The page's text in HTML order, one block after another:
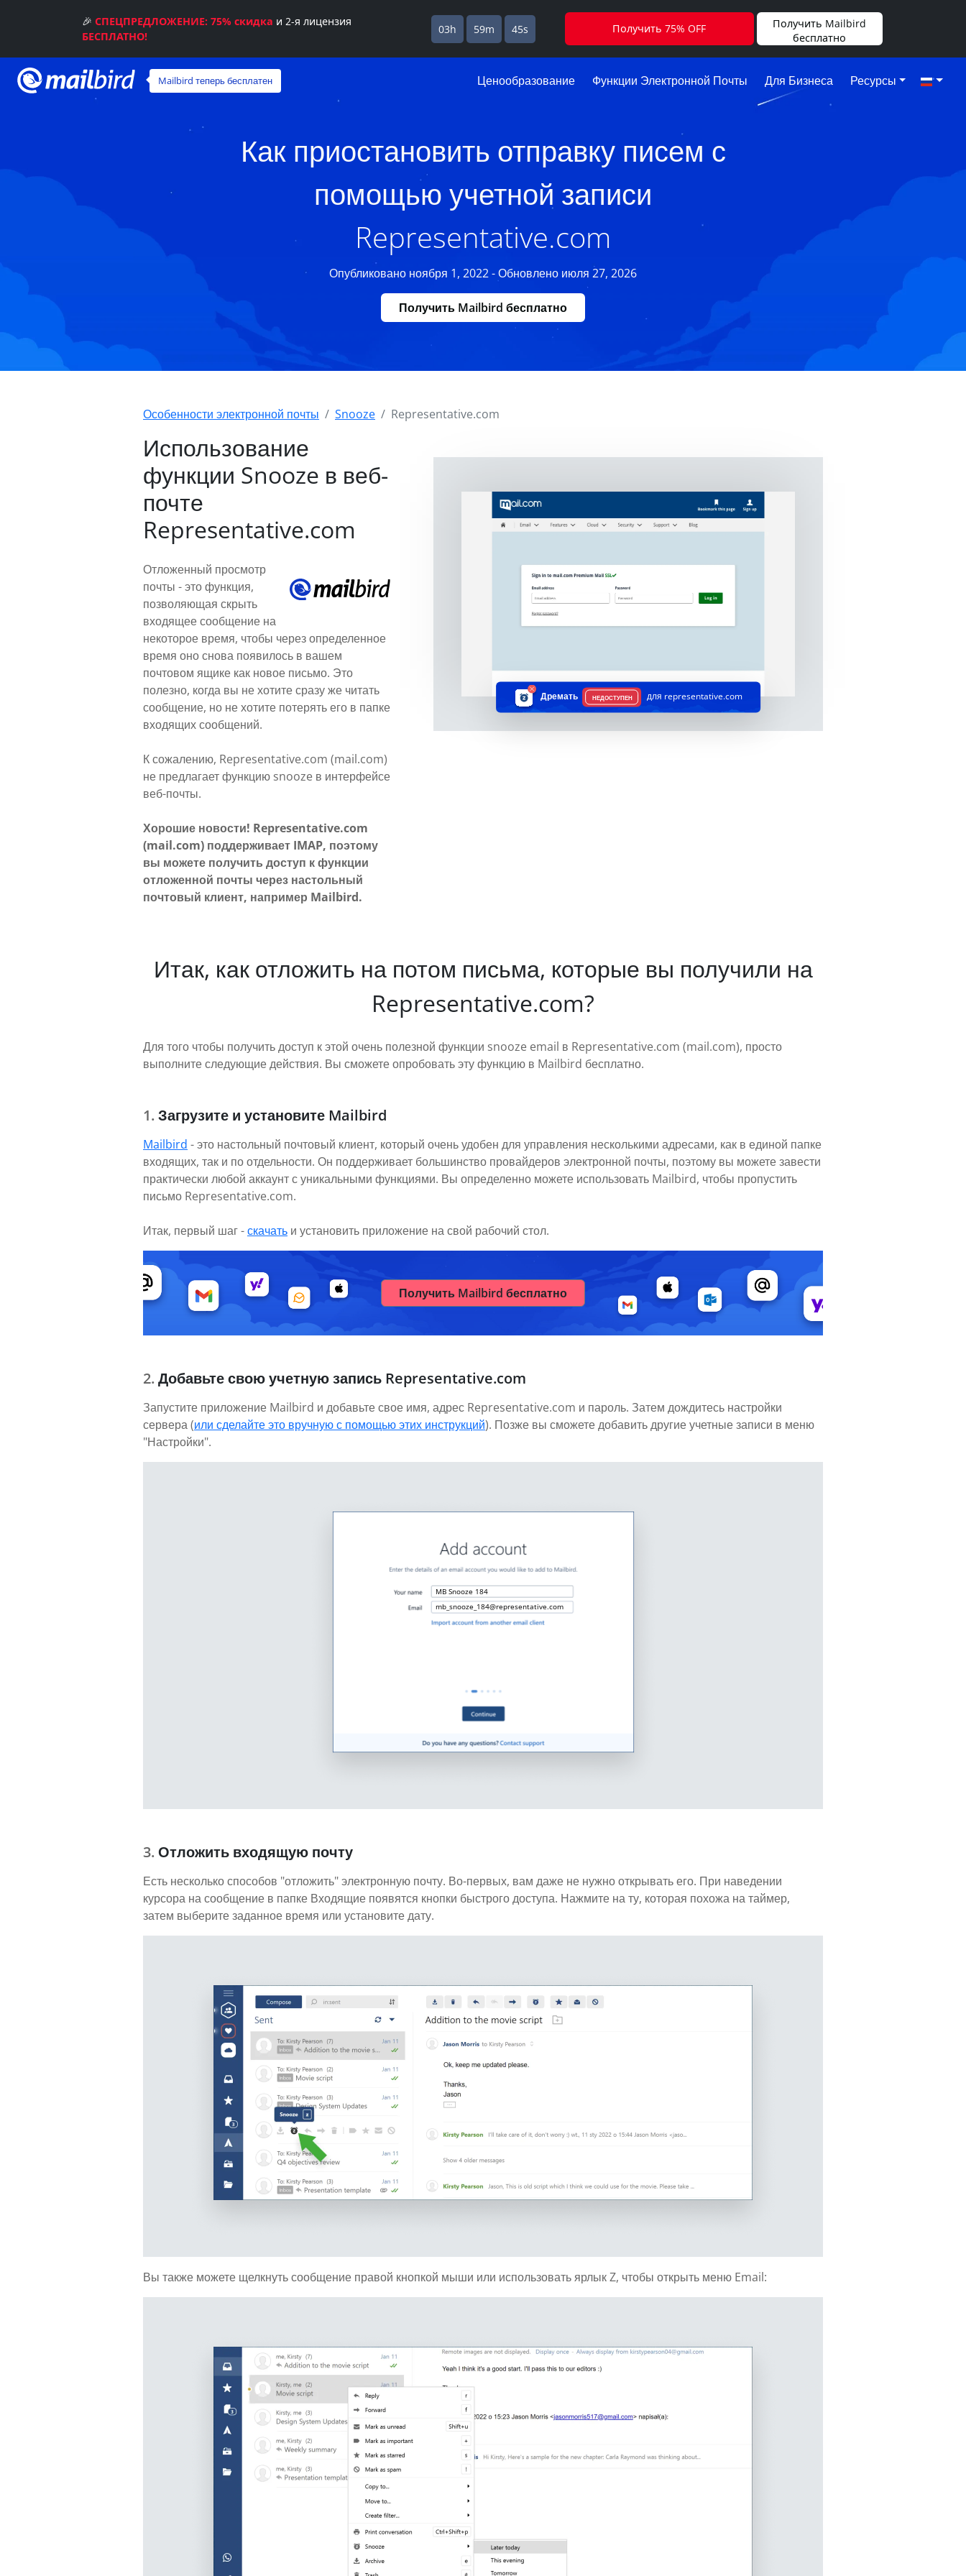
Mailbird теперь бесплатен Ценообразование Функции Электронной Почты Для Бизнеса Ресурсы
Как приостановить отправку писем с
помощью учетной записи
Representative.com
Опубликовано ноября 1, 2022 - Обновлено июля 27, 2026
Получить Mailbird бесплатно
Особенности электронной почты Snooze Representative.com
Использование
функции Snooze в веб-
почте
Representative.com
Отложенный просмотр
почты - это функция,
позволяющая скрыть
входящее сообщение на
некоторое время, чтобы через определенное
время оно снова появилось в вашем
почтовом ящике как новое письмо. Это
полезно, когда вы не хотите сразу же читать
сообщение, но не хотите потерять его в папке
входящих сообщений.
К сожалению, Representative.com (mail.com)
не предлагает функцию snooze в интерфейсе
веб-почты.
Хорошие новости! Representative.com
(mail.com) поддерживает IMAP, поэтому
вы можете получить доступ к функции
отложенной почты через настольный
почтовый клиент, например Mailbird.
Дремать НЕДОСТУПЕН для representative.com
Итак, как отложить на потом письма, которые вы получили на
Representative.com?
Для того чтобы получить доступ к этой очень полезной функции snooze email в Representative.com (mail.com), просто
выполните следующие действия. Вы сможете опробовать эту функцию в Mailbird бесплатно.
Загрузите и установите Mailbird
Mailbird - это настольный почтовый клиент, который очень удобен для управления несколькими адресами, как в единой папке
входящих, так и по отдельности. Он поддерживает большинство провайдеров электронной почты, поэтому вы можете завести
практически любой аккаунт с уникальными функциями. Вы определенно можете использовать Mailbird, чтобы пропустить
письмо Representative.com.
Итак, первый шаг -скачать и установить приложение на свой рабочий стол.
Получить Mailbird бесплатно
Добавьте свою учетную запись Representative.com
Запустите приложение Mailbird и добавьте свое имя, адрес Representative.com и пароль. Затем дождитесь настройки
сервера (или сделайте это вручную с помощью этих инструкций). Позже вы сможете добавить другие учетные записи в меню
"Настройки".
MB Snooze 184
mb_snooze_184@representative.com
Отложить входящую почту
Есть несколько способов "отложить" электронную почту. Во-первых, вам даже не нужно открывать его. При наведении
курсора на сообщение в папке Входящие появятся кнопки быстрого доступа. Нажмите на ту, которая похожа на таймер,
затем выберите заданное время или установите дату.
Вы также можете щелкнуть сообщение правой кнопкой мыши или использовать ярлык Z, чтобы открыть меню Email:
🎉 СПЕЦПРЕДЛОЖЕНИЕ: 75% скидка и 2-я лицензия
БЕСПЛАТНО!
03h 59m 44s Получить 75% OFF
Получить Mailbird
бесплатно